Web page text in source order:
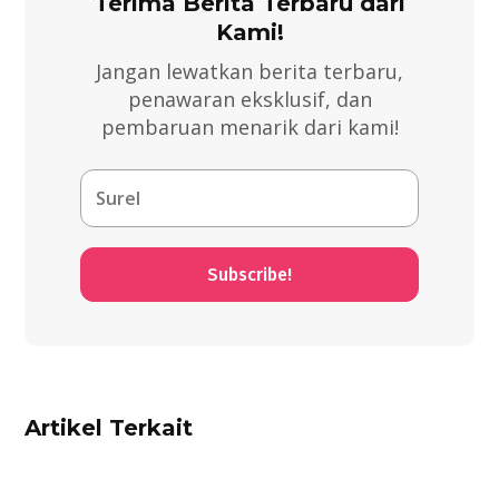
Kami!
Jangan lewatkan berita terbaru,
penawaran eksklusif, dan
pembaruan menarik dari kami!
Subscribe!
Artikel Terkait